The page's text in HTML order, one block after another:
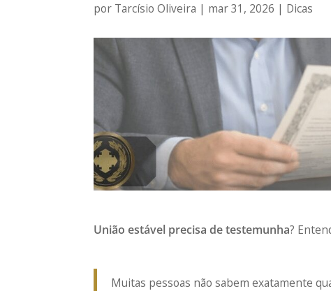
por Tarcísio Oliveira | mar 31, 2026 | Dicas
União estável precisa de testemunha?
Muitas pessoas não sabem exatamente